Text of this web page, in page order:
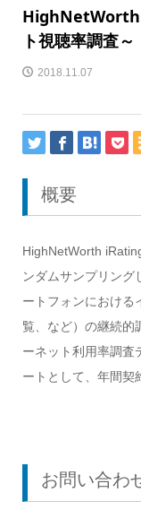
HighNetWorth
ト視聴率調査～
2018.11.07
概要
HighNetWorth
ンダムサンプリング
ートフォンにおける
覧、など）の継続的
ーネット利用率調査
ートとして、年間契
お問い合わ